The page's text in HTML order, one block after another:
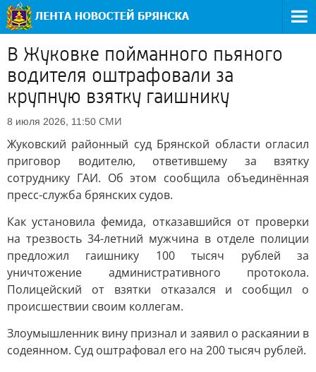
В Жуковке пойманного пьяного
водителя оштрафовали за
крупную взятку гаишнику
8 июля 2026, 11:50 СМИ
Жуковский районный суд Брянской области огласил
приговор водителю, ответившему за взятку
сотруднику ГАИ. Об этом сообщила объединённая
пресс-служба брянских судов.
Как установила фемида, отказавшийся от проверки
на трезвость 34-летний мужчина в отделе полиции
предложил гаишнику 100 тысяч рублей за
уничтожение административного протокола.
Полицейский от взятки отказался и сообщил о
происшествии своим коллегам.
Злоумышленник вину признал и заявил о раскаянии в
содеянном. Суд оштрафовал его на 200 тысяч рублей.